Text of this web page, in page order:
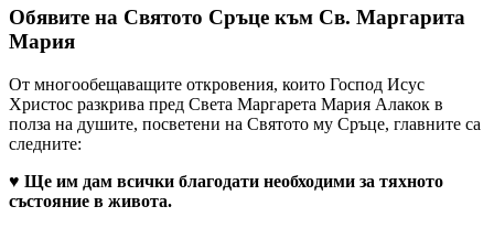
Обявите на Святото Сръце към Св. Маргарита
Мария
От многообещаващите откровения, които Господ Исус
Христос разкрива пред Света Маргарета Мария Алакок в
полза на душите, посветени на Святото му Сръце, главните са
следните:
♥ Ще им дам всички благодати необходими за тяхното
състояние в живота.